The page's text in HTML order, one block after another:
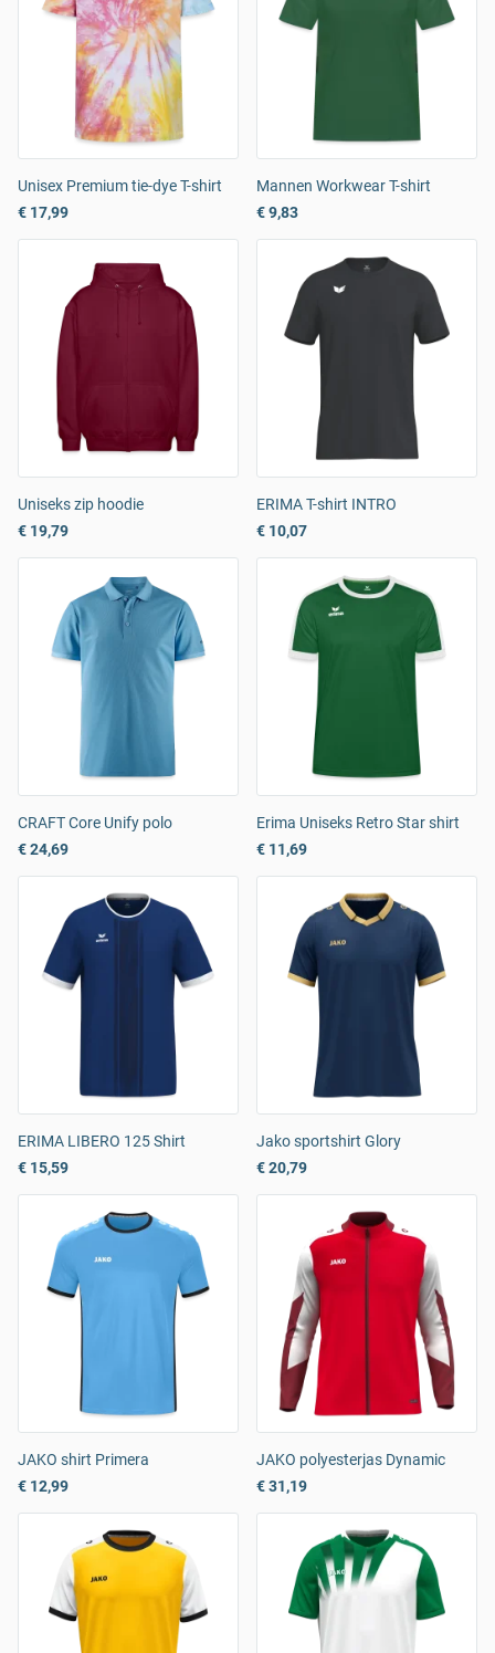
Unisex Premium tie-dye T-shirt
€ 17,99
Mannen Workwear T-shirt
€ 9,83
Uniseks zip hoodie
€ 19,79
ERIMA T-shirt INTRO
€ 10,07
CRAFT Core Unify polo
€ 24,69
Erima Uniseks Retro Star shirt
€ 11,69
ERIMA LIBERO 125 Shirt
€ 15,59
Jako sportshirt Glory
€ 20,79
JAKO shirt Primera
€ 12,99
JAKO polyesterjas Dynamic
€ 31,19